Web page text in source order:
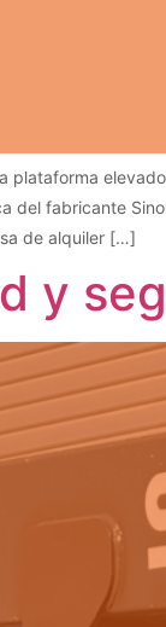
plataforma
del fabricante
de alquiler […]
y